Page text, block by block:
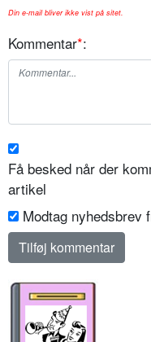
Din e-mail bliver ikke vist på sitet.
Kommentar*:
Få besked når der
artikel
Modtag nyhedsbrev